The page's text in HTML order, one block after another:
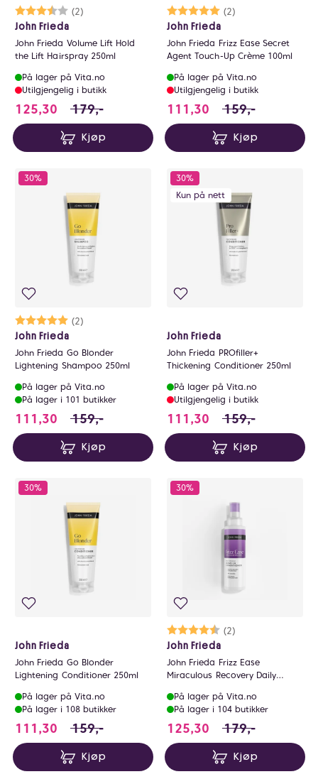
Karakter:
(2)
3.5 av 5 mulige
John Frieda
John Frieda Volume Lift Hold
the Lift Hairspray 250ml
På lager på Vita.no
Utilgjengelig i butikk
125,30 125.3 i stedet for 179 NOK, du sparer 53.7
179,-
Kjøp
Karakter:
(2)
5.0 av 5 mulige
John Frieda
John Frieda Frizz Ease Secret
Agent Touch-Up Crème 100ml
På lager på Vita.no
Utilgjengelig i butikk
111,30 111.3 i stedet for
159,-
Kjøp
30%
Karakter:
(2)
5.0 av 5 mulige
John Frieda
John Frieda Go Blonder
Lightening Shampoo 250ml
På lager på Vita.no
På lager i 101 butikker
111,30 111.3 i stedet for 159 NOK, du sparer 47.7
159,-
Kjøp
30%
Kun på nett
John Frieda
John Frieda PROfiller+
Thickening Conditioner 250ml
På lager på Vita.no
Utilgjengelig i butikk
111,30 111.3 i stedet for
159,-
Kjøp
30%
John Frieda
John Frieda Go Blonder
Lightening Conditioner 250ml
På lager på Vita.no
På lager i 108 butikker
111,30 111.3 i stedet for 159 NOK, du sparer 47.7
159,-
Kjøp
30%
Karakter:
(2)
4.5 av 5 mulige
John Frieda
John Frieda Frizz Ease
Miraculous Recovery Daily
200ml
På lager på Vita.no
På lager i 104 butikker
125,30 125.3 i stedet for
179,-
Kjøp